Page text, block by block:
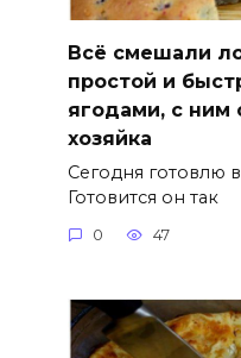
Всё смешали
простой и
ягодами, с ним
хозяйка
Сегодня готовлю
Готовится он так
0 47